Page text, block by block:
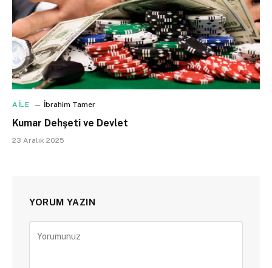
AİLE İbrahim Tamer
Kumar Dehşeti ve Devlet
23 Aralık 2025
YORUM YAZIN